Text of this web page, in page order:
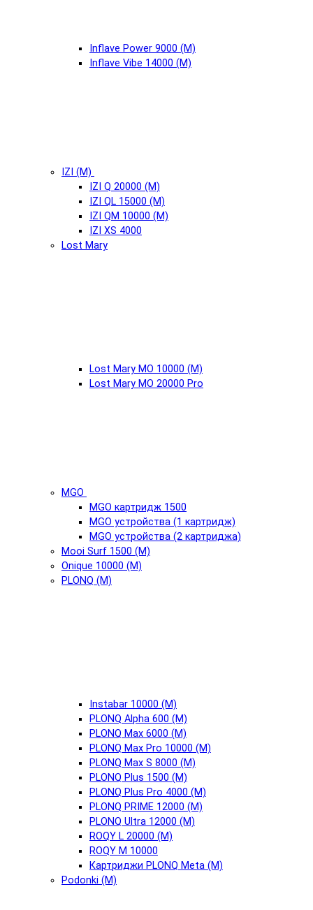
Inflave Power 9000 (М)
Inflave Vibe 14000 (М)
IZI (М)
IZI Q 20000 (М)
IZI QL 15000 (М)
IZI QM 10000 (М)
IZI XS 4000
Lost Mary
Lost Mary MO 10000 (М)
Lost Mary MO 20000 Pro
MGO
MGO картридж 1500
MGO устройства (1 картридж)
MGO устройства (2 картриджа)
Mooi Surf 1500 (М)
Onique 10000 (М)
PLONQ (М)
Instabar 10000 (М)
PLONQ Alpha 600 (М)
PLONQ Max 6000 (М)
PLONQ Max Pro 10000 (М)
PLONQ Max S 8000 (М)
PLONQ Plus 1500 (М)
PLONQ Plus Pro 4000 (М)
PLONQ PRIME 12000 (М)
PLONQ Ultra 12000 (М)
ROQY L 20000 (М)
ROQY M 10000
Картриджи PLONQ Meta (М)
Podonki (М)